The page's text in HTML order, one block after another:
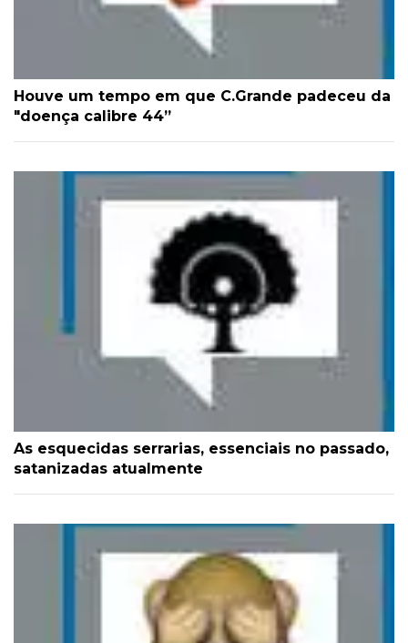
Houve um tempo em que C.Grande padeceu da
"doença calibre 44”
As esquecidas serrarias, essenciais no passado,
satanizadas atualmente